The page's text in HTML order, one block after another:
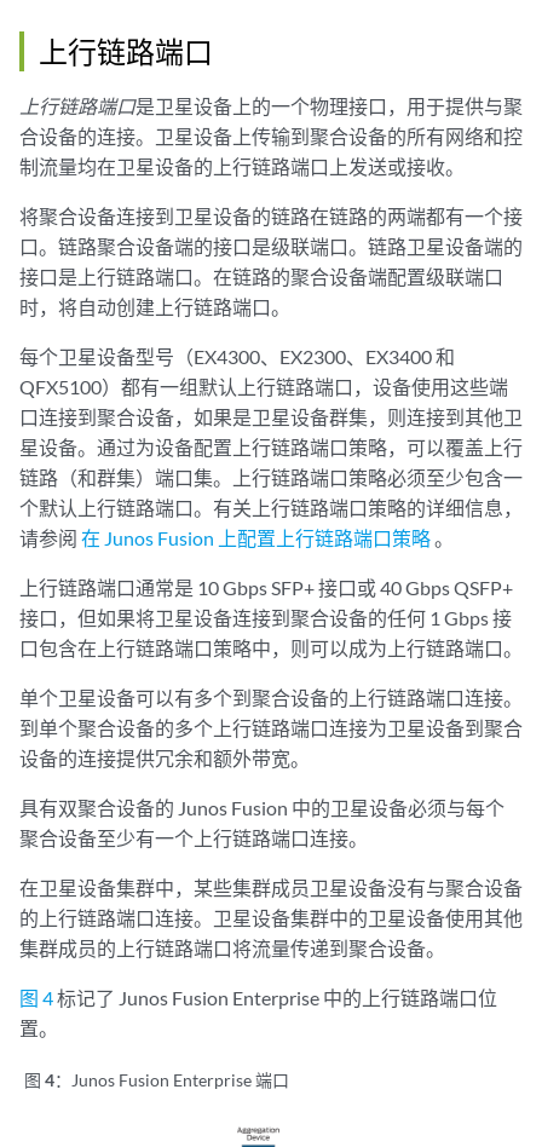
上行链路端口
上行链路端口是卫星设备上的一个物理接口，用于提供与聚
合设备的连接。卫星设备上传输到聚合设备的所有网络和控
制流量均在卫星设备的上行链路端口上发送或接收。
将聚合设备连接到卫星设备的链路在链路的两端都有一个接
口。链路聚合设备端的接口是级联端口。链路卫星设备端的
接口是上行链路端口。在链路的聚合设备端配置级联端口
时，将自动创建上行链路端口。
每个卫星设备型号（EX4300、EX2300、EX3400 和
QFX5100）都有一组默认上行链路端口，设备使用这些端
口连接到聚合设备，如果是卫星设备群集，则连接到其他卫
星设备。通过为设备配置上行链路端口策略，可以覆盖上行
链路（和群集）端口集。上行链路端口策略必须至少包含一
个默认上行链路端口。有关上行链路端口策略的详细信息，
请参阅 在 Junos Fusion 上配置上行链路端口策略 。
上行链路端口通常是 10 Gbps SFP+ 接口或 40 Gbps QSFP+
接口，但如果将卫星设备连接到聚合设备的任何 1 Gbps 接
口包含在上行链路端口策略中，则可以成为上行链路端口。
单个卫星设备可以有多个到聚合设备的上行链路端口连接。
到单个聚合设备的多个上行链路端口连接为卫星设备到聚合
设备的连接提供冗余和额外带宽。
具有双聚合设备的 Junos Fusion 中的卫星设备必须与每个
聚合设备至少有一个上行链路端口连接。
在卫星设备集群中，某些集群成员卫星设备没有与聚合设备
的上行链路端口连接。卫星设备集群中的卫星设备使用其他
集群成员的上行链路端口将流量传递到聚合设备。
图 4标记了 Junos Fusion Enterprise 中的上行链路端口位
置。
图 4： Junos Fusion Enterprise 端口